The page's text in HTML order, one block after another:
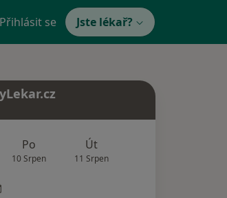
Přihlásit se Jste lékař?
Po
10 Srpen
Út
11 Srpen